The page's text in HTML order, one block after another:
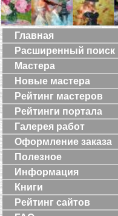
Главная
Расширенный поиск
Мастера
Новые мастера
Рейтинг мастеров
Рейтинги портала
Галерея работ
Оформление заказа
Полезное
Информация
Книги
Рейтинг сайтов